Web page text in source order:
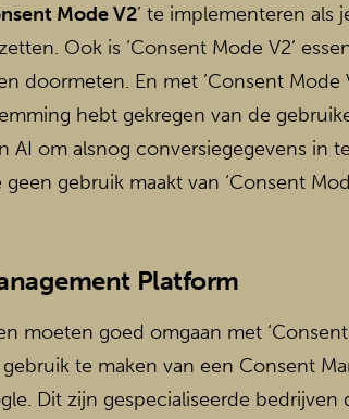
Mode V2’ te implementeren als
Ook is ‘Consent Mode V2’
doormeten. En met ‘Consent Mode
hebt gekregen van de
AI om alsnog conversiegegevens in
gebruik maakt van ‘Consent
Platform
moeten goed omgaan met ‘Consent
te maken van een Consent
Dit zijn gespecialiseerde bedrijven